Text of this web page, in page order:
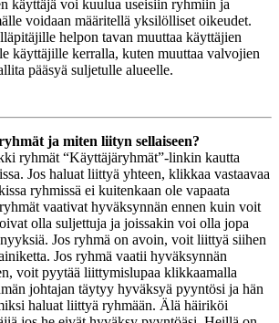
käyttäjä voi kuulua useisiin ryhmiin ja
voidaan määritellä yksilölliset oikeudet.
helpon tavan muuttaa käyttäjien
käyttäjille kerralla, kuten muuttaa valvojien
pääsyä suljetulle alueelle.
ja miten liityn sellaiseen?
ryhmät “Käyttäjäryhmät”-linkin kautta
Jos haluat liittyä yhteen, klikkaa vastaavaa
ryhmissä ei kuitenkaan ole vapaata
vaativat hyväksynnän ennen kuin voit
olla suljettuja ja joissakin voi olla jopa
Jos ryhmä on avoin, voit liittyä siihen
Jos ryhmä vaatii hyväksynnän
voit pyytää liittymislupaa klikkaamalla
johtajan täytyy hyväksyä pyyntösi ja hän
haluat liittyä ryhmään. Älä häiriköi